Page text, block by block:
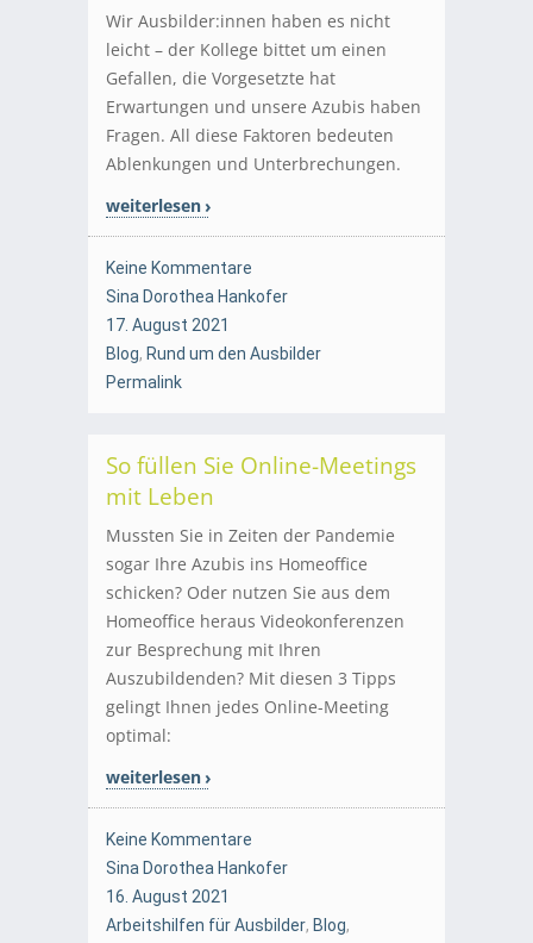
Wir Ausbilder:innen haben es nicht
leicht – der Kollege bittet um einen
Gefallen, die Vorgesetzte hat
Erwartungen und unsere Azubis haben
Fragen. All diese Faktoren bedeuten
Ablenkungen und Unterbrechungen.
weiterlesen
Keine Kommentare
Sina Dorothea Hankofer
17. August 2021
Blog, Rund um den Ausbilder
Permalink
So füllen Sie Online-Meetings
mit Leben
Mussten Sie in Zeiten der Pandemie
sogar Ihre Azubis ins Homeoffice
schicken? Oder nutzen Sie aus dem
Homeoffice heraus Videokonferenzen
zur Besprechung mit Ihren
Auszubildenden? Mit diesen 3 Tipps
gelingt Ihnen jedes Online-Meeting
optimal:
weiterlesen
Keine Kommentare
Sina Dorothea Hankofer
16. August 2021
Arbeitshilfen für Ausbilder, Blog,